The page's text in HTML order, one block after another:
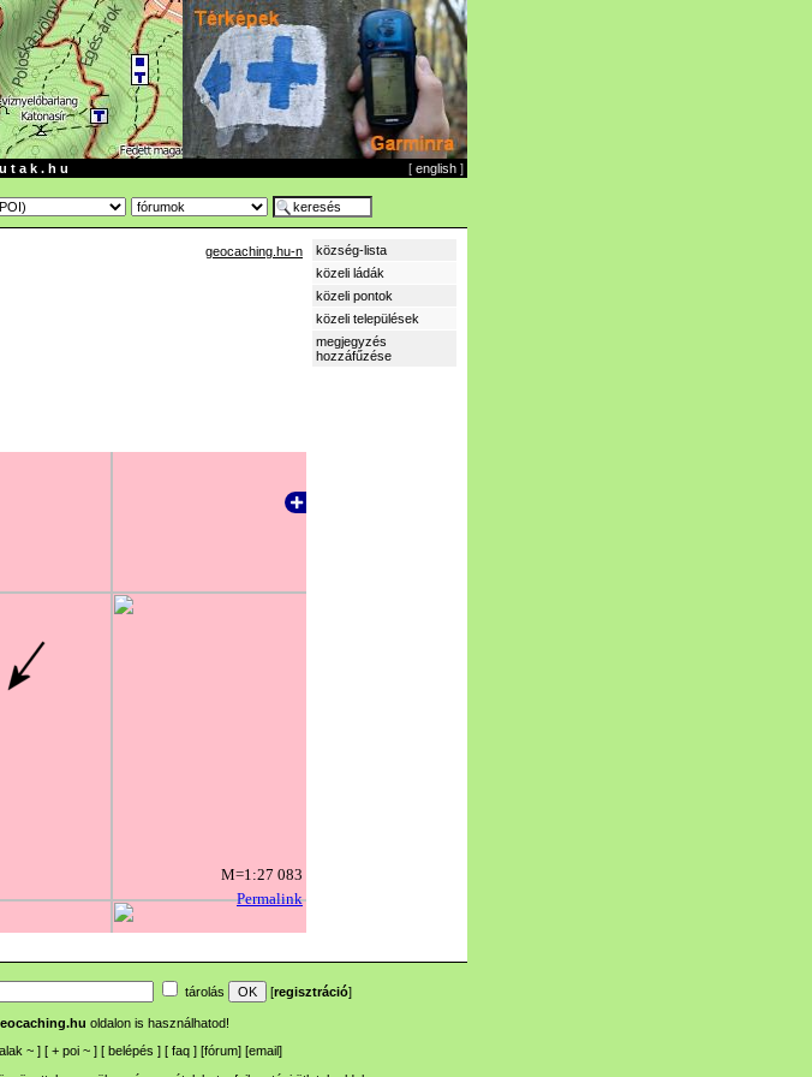
t a k . h u [ english ]
geocaching.hu-n
község-lista
közeli ládák
közeli pontok
közeli települések
megjegyzés
hozzáfűzése
tárolás [regisztráció]
oldalon is használhatod!
~ ] [ + poi ~ ] [ belépés ] [ faq ] [fórum] [email]